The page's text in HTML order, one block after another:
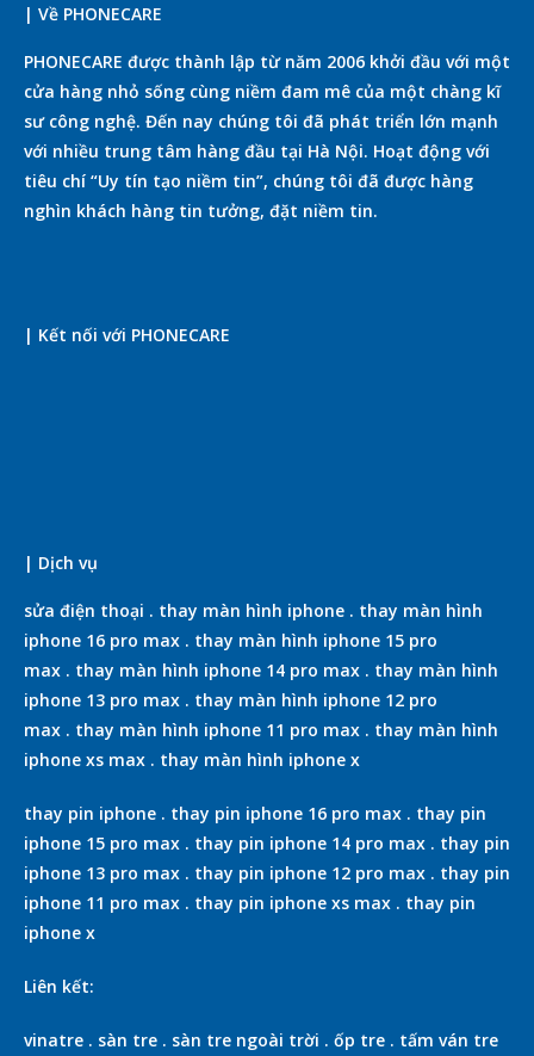
| Về PHONECARE
PHONECARE được thành lập từ năm 2006 khởi đầu với một
cửa hàng nhỏ sống cùng niềm đam mê của một chàng kĩ
sư công nghệ. Đến nay chúng tôi đã phát triển lớn mạnh
với nhiều trung tâm hàng đầu tại Hà Nội. Hoạt động với
tiêu chí “Uy tín tạo niềm tin”, chúng tôi đã được hàng
nghìn khách hàng tin tưởng, đặt niềm tin.
| Kết nối với PHONECARE
| Dịch vụ
sửa điện thoại . thay màn hình iphone . thay màn hình
iphone 16 pro max . thay màn hình iphone 15 pro
max . thay màn hình iphone 14 pro max . thay màn hình
iphone 13 pro max . thay màn hình iphone 12 pro
max . thay màn hình iphone 11 pro max . thay màn hình
iphone xs max . thay màn hình iphone x
thay pin iphone . thay pin iphone 16 pro max . thay pin
iphone 15 pro max . thay pin iphone 14 pro max . thay pin
iphone 13 pro max . thay pin iphone 12 pro max . thay pin
iphone 11 pro max . thay pin iphone xs max . thay pin
iphone x
Liên kết:
vinatre . sàn tre . sàn tre ngoài trời . ốp tre . tấm ván tre